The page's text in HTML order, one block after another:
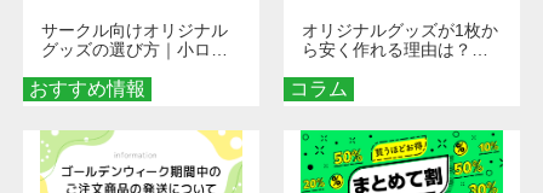
おすすめ情報
サークル向けオリジナル
グッズの選び方｜小ロッ
める秘訣
コラム
オリジナルグッズが1枚か
ら安く作れる理由は？オ
とメリットを解説